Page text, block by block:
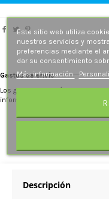
Gastos de envío
Los gastos de envío se
información.
Descripción
Este sitio web utiliza
nuestros servicios y
preferencias mediante el
dar su consentimiento
Más información